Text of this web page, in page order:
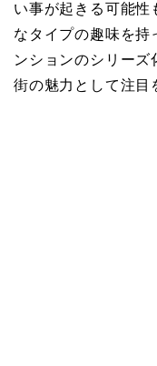
い事が起きる可能性
なタイプの趣味を持
ンションのシリーズ
街の魅力として注目